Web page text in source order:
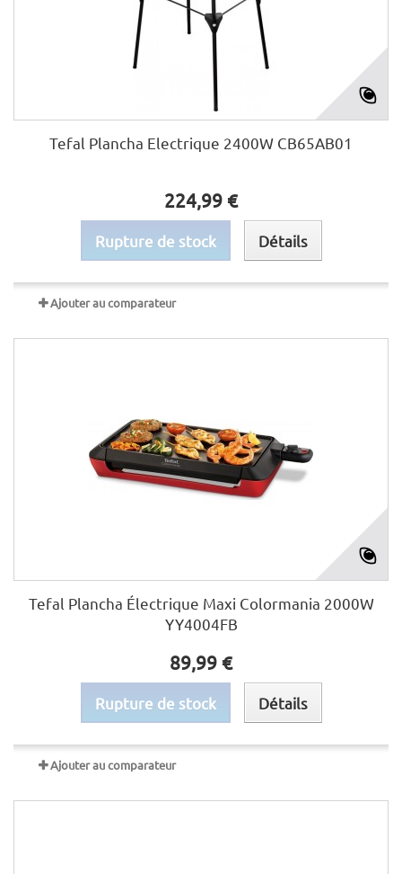
Tefal Plancha Electrique 2400W CB65AB01
224,99 €
Rupture de stock Détails
Ajouter au comparateur
Tefal Plancha Électrique Maxi Colormania 2000W
YY4004FB
89,99 €
Rupture de stock Détails
Ajouter au comparateur